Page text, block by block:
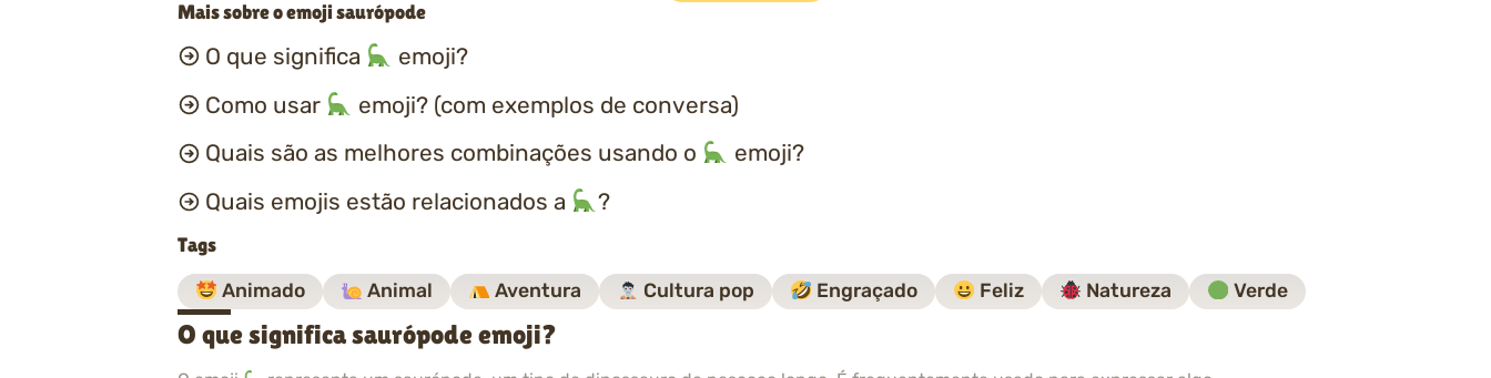
Mais sobre o emoji saurópode
O que significa
emoji?
Como usar
emoji? (com exemplos de conversa)
Quais são as melhores combinações usando o
emoji?
Quais emojis estão relacionados a
?
Tags
Animado Animal Aventura Cultura pop Engraçado Feliz Natureza Verde
O que significa saurópode emoji?